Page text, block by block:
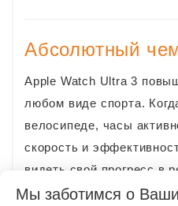
Абсолютный
Apple Watch Ultra 3
любом виде спорта.
велосипеде, часы
скорость и
видеть свой прогресс в
времени. А в воде они
Мы заботимся о